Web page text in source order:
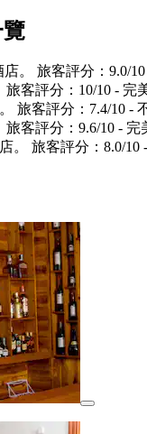
。 旅客評分：9.0/10
客評分：10/10 - 完美
旅客評分：7.4/10 -
客評分：9.6/10 - 完
。 旅客評分：8.0/10 -